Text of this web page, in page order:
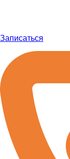
Записаться